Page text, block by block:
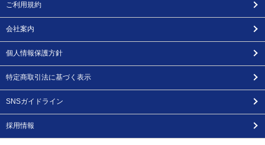
ご利用規約
会社案内
個人情報保護方針
特定商取引法に基づく表示
SNSガイドライン
採用情報